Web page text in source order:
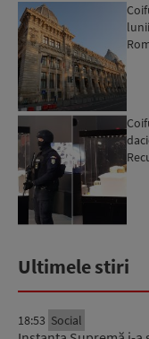
Ultimele stiri
18:53 Social